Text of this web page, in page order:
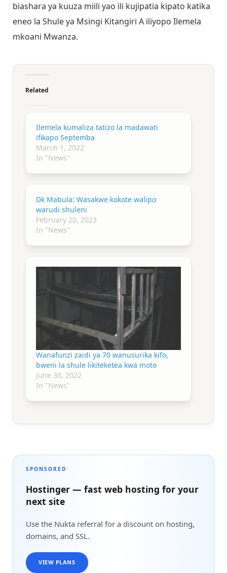
biashara ya kuuza miili yao ili kujipatia kipato katika
eneo la Shule ya Msingi Kitangiri A iliyopo Ilemela
mkoani Mwanza.
Related
Ilemela kumaliza tatizo la madawati
ifikapo Septemba
March 1, 2022
In "News"
Dk Mabula: Wasakwe kokote walipo
warudi shuleni
February 20, 2023
In "News"
Wanafunzi zaidi ya 70 wanusurika kifo,
bweni la shule likiteketea kwa moto
June 30, 2022
In "News"
SPONSORED
Hostinger — fast web hosting for your
next site
Use the Nukta referral for a discount on hosting,
domains, and SSL.
VIEW PLANS